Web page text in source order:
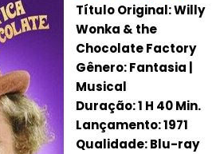
Título Original: Willy
Wonka & the
Chocolate Factory
Gênero: Fantasia |
Musical
Duração: 1 H 40 Min.
Lançamento: 1971
Qualidade: Blu-ray